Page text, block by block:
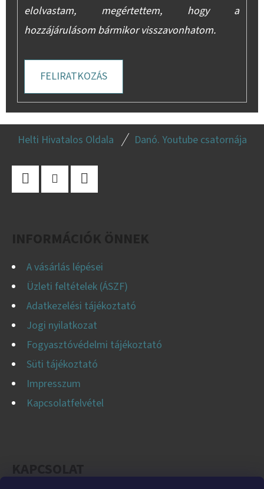
elolvastam, megértettem, hogy a
hozzájárulásom bármikor visszavonhatom.
FELIRATKOZÁS
Helti Hivatalos Oldala Danó. Youtube csatornája
A vásárlás lépései
Üzleti feltételek (ÁSZF)
Adatkezelési tájékoztató
Jogi nyilatkozat
Fogyasztóvédelmi tájékoztató
Süti tájékoztató
Impresszum
Kapcsolatfelvétel